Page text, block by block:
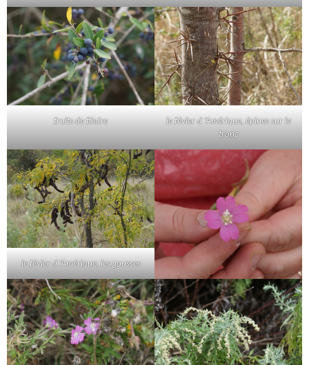
fruits de filaire
le févier d ‘Amérique, épines sur le
tronc
le févier d ‘Amérique, les gousses